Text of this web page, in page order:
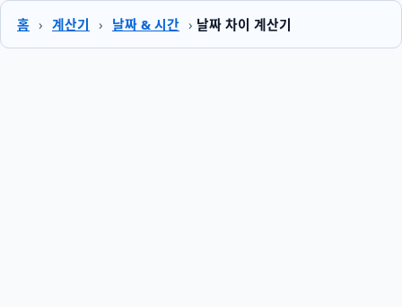
홈 › 계산기 › 날짜 & 시간 › 날짜 차이 계산기